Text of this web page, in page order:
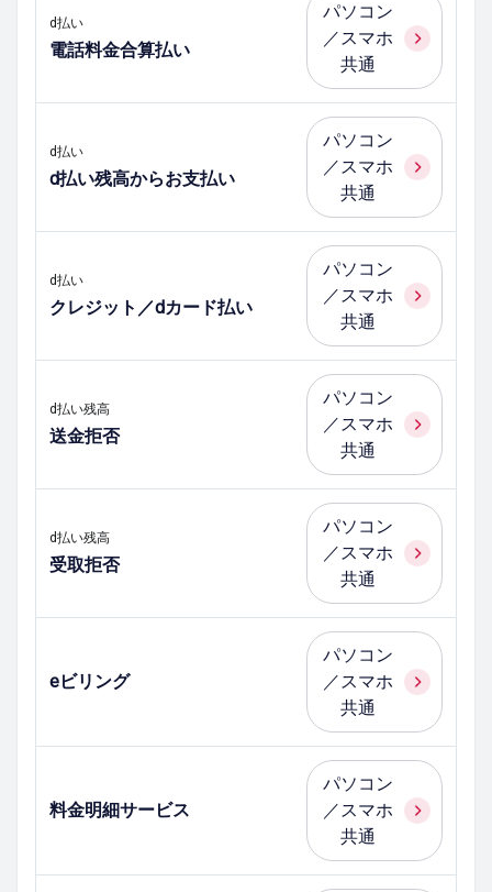
d払い
電話料金合算払い
パソコン
／スマホ
共通
d払い
d払い残高からお支払い
パソコン
／スマホ
共通
d払い
クレジット／dカード払い
パソコン
／スマホ
共通
d払い残高
送金拒否
パソコン
／スマホ
共通
d払い残高
受取拒否
パソコン
／スマホ
共通
eビリング
パソコン
／スマホ
共通
料金明細サービス
パソコン
／スマホ
共通